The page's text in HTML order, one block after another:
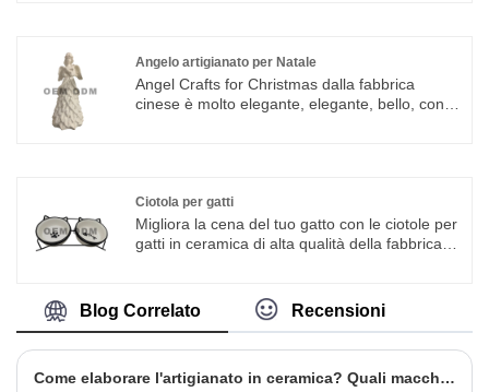
Angelo artigianato per Natale
Angel Crafts for Christmas dalla fabbrica
cinese è molto elegante, elegante, bello, con
Ciotola per gatti
Migliora la cena del tuo gatto con le ciotole per
gatti in ceramica di alta qualità della fabbrica
fama mondiale. Essendo una fabbrica
professionale originale con oltre 20 anni di
costante.
Blog Correlato Recensioni
Come elaborare l'artigianato in ceramica? Quali macchine sono necessarie?